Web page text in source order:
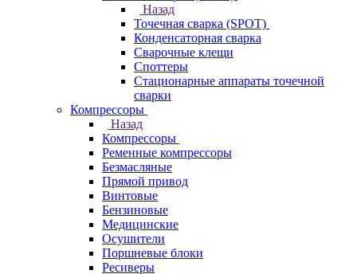
Назад
Точечная сварка (SPOT)
Конденсаторная сварка
Сварочные клещи
Споттеры
Стационарные аппараты точечной
сварки
Компрессоры
Назад
Компрессоры
Ременные компрессоры
Безмасляные
Прямой привод
Винтовые
Бензиновые
Медицинские
Осушители
Поршневые блоки
Ресиверы